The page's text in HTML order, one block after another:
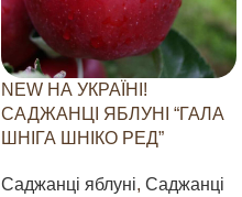
NEW НА УКРАЇНІ!
САДЖАНЦІ ЯБЛУНІ “ГАЛА
ШНІГА ШНІКО РЕД”
Саджанці яблуні, Саджанці